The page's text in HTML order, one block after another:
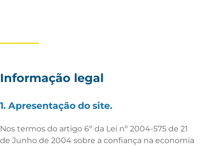
Informação legal
1. Apresentação do site.
Nos termos do artigo 6º da Lei nº 2004-575 de 21
de Junho de 2004 sobre a confiança na economia